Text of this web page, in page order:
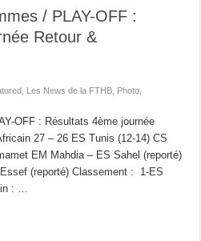
/ PLAY-OFF :
Retour &
Les News de la FTHB Photo
OFF : Résultats 4ème journée
27 – 26 ES Tunis (12-14) CS
EM Mahdia – ES Sahel (reporté)
(reporté) Classement : 1-ES
: …